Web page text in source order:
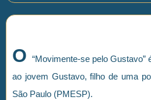
O “Movimente-se pelo Gustavo”
ao jovem Gustavo, filho de uma
São Paulo (PMESP).